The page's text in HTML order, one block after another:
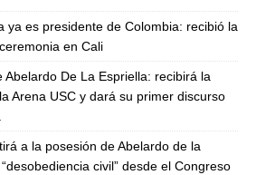
ya es presidente de Colombia: recibió la
en Cali
De La Espriella: recibirá la
Arena USC y dará su primer discurso
a la posesión de Abelardo de la
civil” desde el Congreso